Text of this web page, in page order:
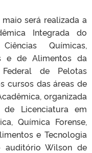
será realizada a
Integrada do
Químicas,
e de Alimentos da
Federal de Pelotas
cursos das áreas de
organizada
Licenciatura em
Química Forense,
e Tecnologia
auditório Wilson de